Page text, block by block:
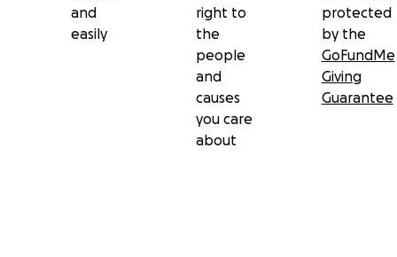
and
easily
right to
the
people
and
causes
you care
about
protected
by the
GoFundMe
Giving
Guarantee